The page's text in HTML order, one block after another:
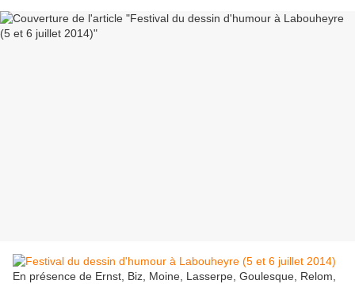
En présence de Ernst, Biz, Moine, Lasserpe, Goulesque, Relom,